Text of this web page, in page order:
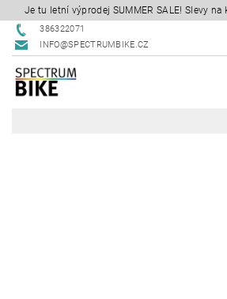
Je tu letní výprodej SUMMER SALE! Slevy na
386322071
INFO@SPECTRUMBIKE.CZ